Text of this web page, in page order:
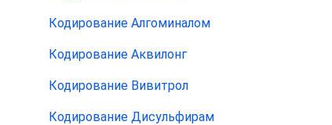
Кодирование Алгоминалом
Кодирование Аквилонг
Кодирование Вивитрол
Кодирование Дисульфирам